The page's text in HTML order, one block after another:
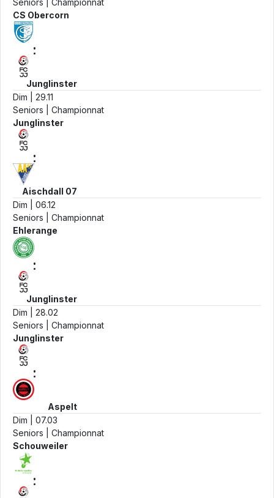
Seniors | Championnat
CS Obercorn
:
Junglinster
Dim | 29.11
Seniors | Championnat
Junglinster
:
Aischdall 07
Dim | 06.12
Seniors | Championnat
Ehlerange
:
Junglinster
Dim | 28.02
Seniors | Championnat
Junglinster
:
Aspelt
Dim | 07.03
Seniors | Championnat
Schouweiler
: